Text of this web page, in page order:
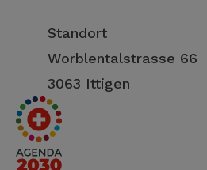
Standort
Worblentalstrasse 66
3063 Ittigen